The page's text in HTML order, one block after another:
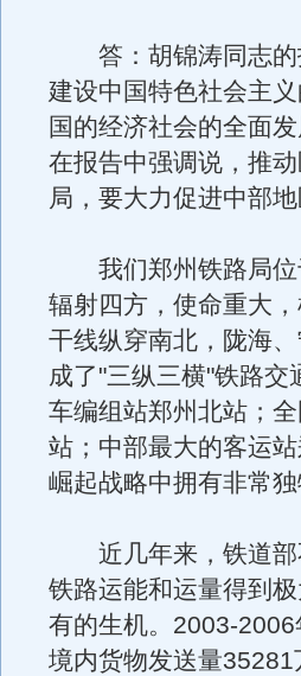
答：胡锦涛同志的
建设中国特色社会主
国的经济社会的全面
在报告中强调说，推
局，要大力促进中部地
我们郑州铁路局位
辐射四方，使命重大
干线纵穿南北，陇海
成了"三纵三横"铁路
车编组站郑州北站；
站；中部最大的客运
崛起战略中拥有非常独
近几年来，铁道部
铁路运能和运量得到
有的生机。2003-
境内货物发送量